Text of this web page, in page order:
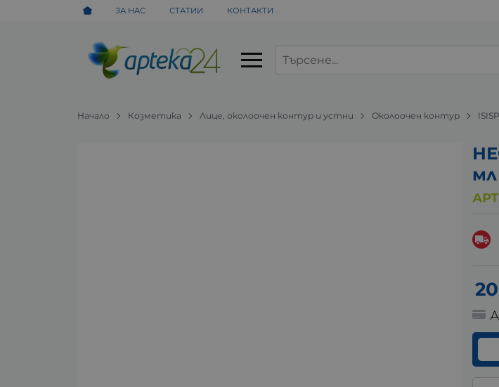
ЗА НАС СТАТИИ КОНТАКТИ
Начало Козметика Лице, околоочен контур и устни Околоочен контур
мл